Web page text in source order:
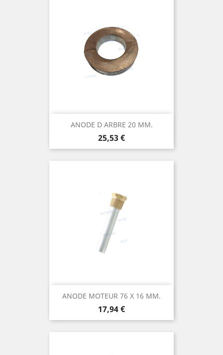
ANODE D ARBRE 20 MM.
Prix
25,53 €
ANODE MOTEUR 76 X 16 MM.
Prix
17,94 €